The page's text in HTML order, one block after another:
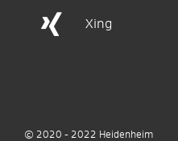
Xing
© 2020 - 2022 Heidenheim